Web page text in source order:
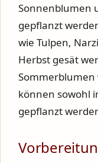
Sonnenblumen
gepflanzt
wie Tulpen,
Herbst gesät
können sowohl
gepflanzt